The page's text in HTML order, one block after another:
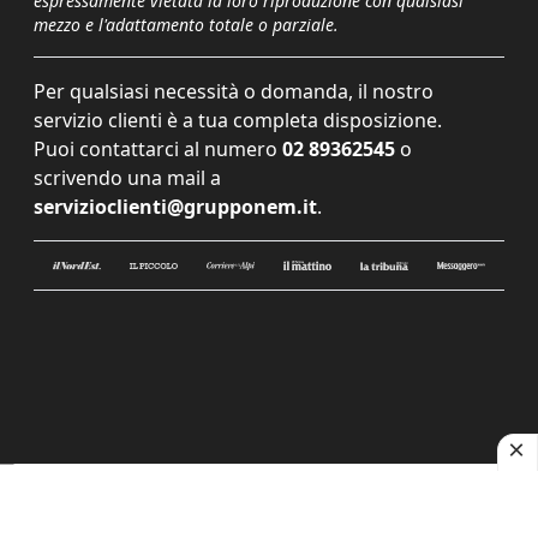
mezzo e l'adattamento totale o parziale.
Per qualsiasi necessità o domanda, il nostro
servizio clienti è a tua completa disposizione.
Puoi contattarci al numero 02 89362545 o
scrivendo una mail a
servizioclienti@grupponem.it.